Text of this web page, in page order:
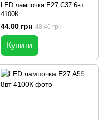
LED лампочка E27 C37 6вт
4100К
44.00 грн 48.40 грн
Купити